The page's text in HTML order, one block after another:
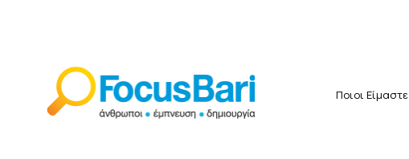
Ποιοι Είμαστε